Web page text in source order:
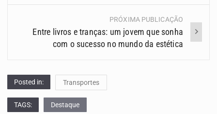
PRÓXIMA PUBLICAÇÃO
Entre livros e tranças: um jovem que sonha
com o sucesso no mundo da estética
Posted in: Transportes
TAGS: Destaque